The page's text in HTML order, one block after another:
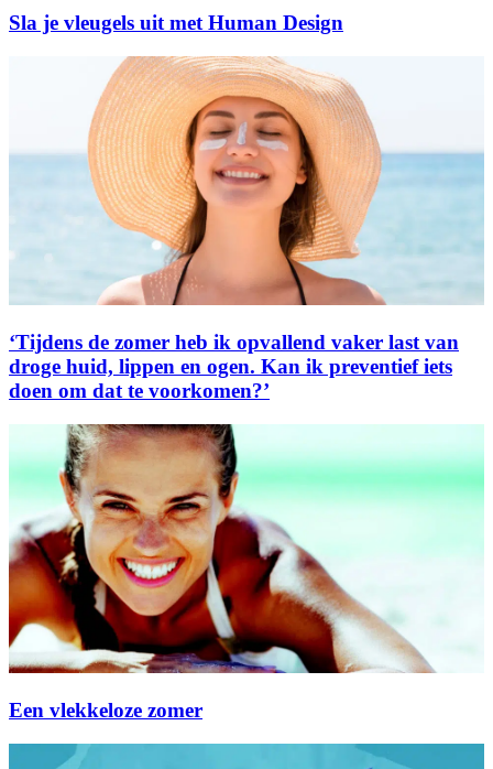
Sla je vleugels uit met Human Design
‘Tijdens de zomer heb ik opvallend vaker last van
droge huid, lippen en ogen. Kan ik preventief iets
doen om dat te voorkomen?’
Een vlekkeloze zomer